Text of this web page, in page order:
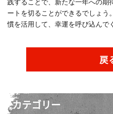
践することで、新たな一年への期
ートを切ることができるでしょう
慣を活用して、幸運を呼び込んで
戻
カテゴリー